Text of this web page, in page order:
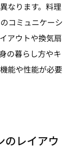
なります。料理
コミュニケーシ
アウトや換気扇
の暮らし方やキ
能や性能が必要
レイアウ